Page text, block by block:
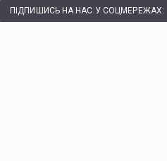
ПІДПИШИСЬ НА НАС У СОЦМЕРЕЖАХ: